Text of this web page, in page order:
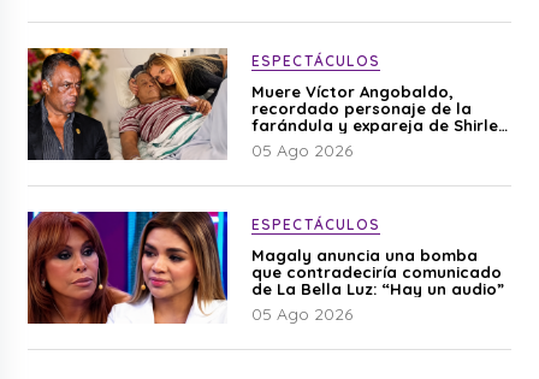
ESPECTÁCULOS
Muere Víctor Angobaldo,
recordado personaje de la
farándula y expareja de Shirley
Cherres
05 Ago 2026
ESPECTÁCULOS
Magaly anuncia una bomba
que contradeciría comunicado
de La Bella Luz: “Hay un audio”
05 Ago 2026